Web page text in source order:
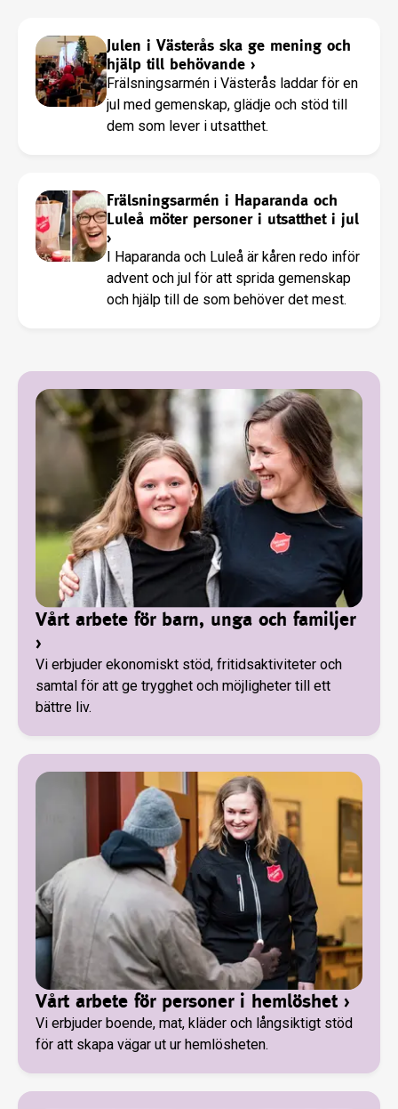
Julen i Västerås ska ge mening och
hjälp till behövande ›
Frälsningsarmén i Västerås laddar för en
jul med gemenskap, glädje och stöd till
dem som lever i utsatthet.
Frälsningsarmén i Haparanda och
Luleå möter personer i utsatthet i jul
›
I Haparanda och Luleå är kåren redo inför
advent och jul för att sprida gemenskap
och hjälp till de som behöver det mest.
Vårt arbete för barn, unga och familjer
›
Vi erbjuder ekonomiskt stöd, fritidsaktiviteter och
samtal för att ge trygghet och möjligheter till ett
bättre liv.
Vårt arbete för personer i hemlöshet ›
Vi erbjuder boende, mat, kläder och långsiktigt stöd
för att skapa vägar ut ur hemlösheten.